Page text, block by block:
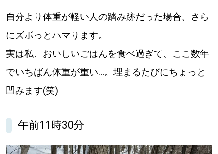
自分より体重が軽い人の踏み跡だった場合、さら
にズボっとハマります。
実は私、おいしいごはんを食べ過ぎて、ここ数年
でいちばん体重が重い…。埋まるたびにちょっと
凹みます(笑)
午前11時30分